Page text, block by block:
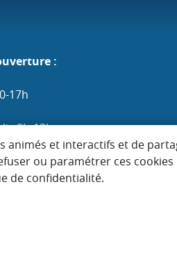
animés et interactifs et de
ou paramétrer ces cookies
de confidentialité.
:
17h
: 9h-12h
: 9h-12h / 13h30-17h